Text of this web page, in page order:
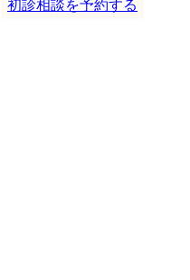
初診相談を予約する